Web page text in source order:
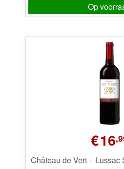
Op
€16
Château de Vert –